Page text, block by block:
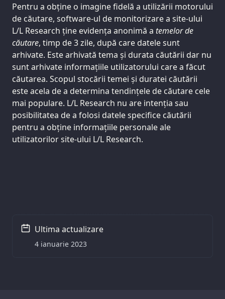
Pentru a obține o imagine fidelă a utilizării motorului
de căutare, software-ul de monitorizare a site-ului
L/L Research ține evidența anonimă a temelor de
căutare, timp de 3 zile, după care datele sunt
arhivate. Este arhivată tema și durata căutării dar nu
sunt arhivate informațiile utilizatorului care a făcut
căutarea. Scopul stocării temei și duratei căutării
este acela de a determina tendințele de căutare cele
mai populare. L/L Research nu are intenția sau
posibilitatea de a folosi datele specifice căutării
pentru a obține informațiile personale ale
utilizatorilor site-ului L/L Research.
Ultima actualizare
4 ianuarie 2023